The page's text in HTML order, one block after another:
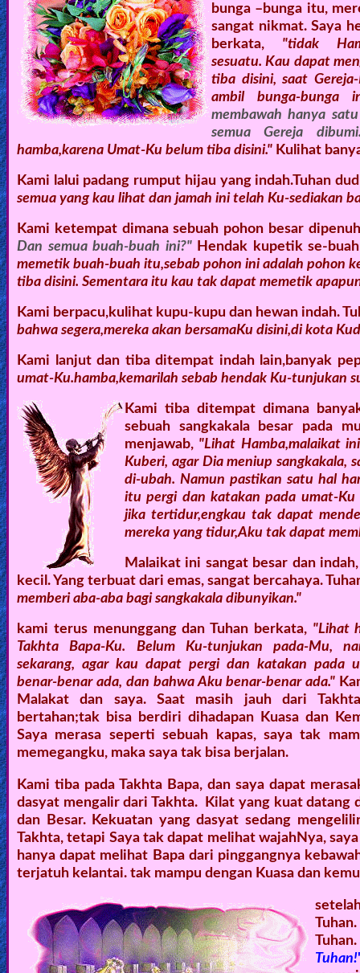
bunga –bunga itu,
sangat nikmat. Saya
berkata, "tidak
sesuatu. Kau dapat
tiba disini, saat
ambil bunga-bunga
membawah hanya
semua Gereja
hamba,karena Umat-Ku belum tiba disini." Kulihat
Kami lalui padang rumput hijau yang indah.Tuhan
semua yang kau lihat dan jamah ini telah Ku-sediakan
Kami ketempat dimana sebuah pohon besar
Dan semua buah-buah ini?" Hendak kupetik se-
memetik buah-buah itu,sebab pohon ini adalah pohon
tiba disini. Sementara itu kau tak dapat memetik
Kami berpacu,kulihat kupu-kupu dan hewan indah.
bahwa segera,mereka akan bersamaKu disini,di kota
Kami lanjut dan tiba ditempat indah lain,banyak
umat-Ku.hamba,kemarilah sebab hendak Ku-tunjukan
Kami tiba ditempat dimana
sebuah sangkakala besar pada
menjawab, "Lihat Hamba,malaikat
Kuberi, agar Dia meniup sangkakala,
di-ubah. Namun pastikan satu hal
itu pergi dan katakan pada umat-
jika tertidur,engkau tak dapat
mereka yang tidur,Aku tak dapat
Malaikat ini sangat besar dan
kecil. Yang terbuat dari emas, sangat bercahaya.
memberi aba-aba bagi sangkakala dibunyikan."
kami terus menunggang dan Tuhan berkata, "Lihat
Takhta Bapa-Ku. Belum Ku-tunjukan pada-Mu,
sekarang, agar kau dapat pergi dan katakan pada
benar-benar ada, dan bahwa Aku benar-benar ada."
Malakat dan saya. Saat masih jauh dari
bertahan;tak bisa berdiri dihadapan Kuasa dan
Saya merasa seperti sebuah kapas, saya tak
memegangku, maka saya tak bisa berjalan.
Kami tiba pada Takhta Bapa, dan saya dapat
dasyat mengalir dari Takhta. Kilat yang kuat datang
dan Besar. Kekuatan yang dasyat sedang
Takhta, tetapi Saya tak dapat melihat wajahNya,
hanya dapat melihat Bapa dari pinggangnya
terjatuh kelantai. tak mampu dengan Kuasa dan
Tuhan!